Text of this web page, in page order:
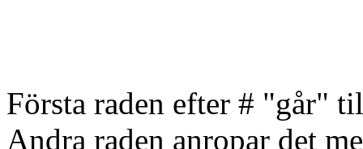
Första raden efter # "går"
Andra raden anropar det